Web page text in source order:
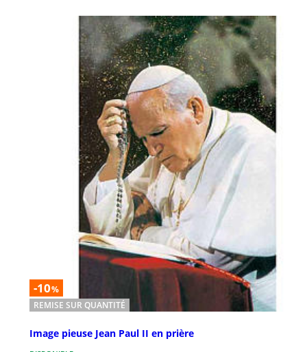
-10%
REMISE SUR QUANTITÉ
Image pieuse Jean Paul II en prière